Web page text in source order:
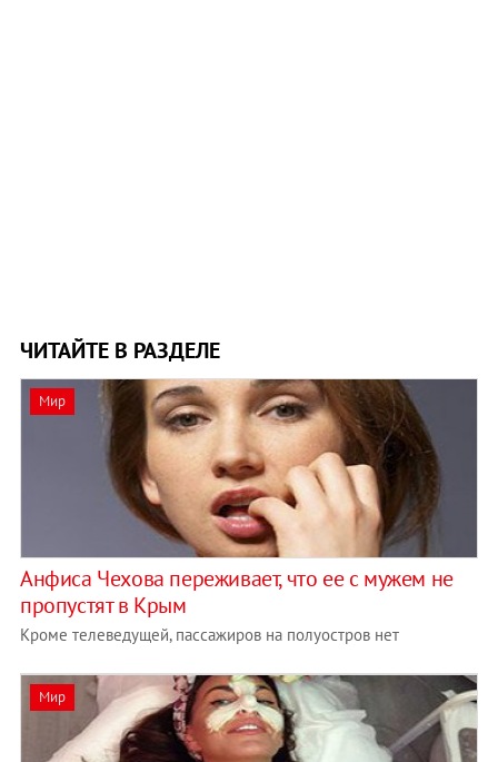
ЧИТАЙТЕ В РАЗДЕЛЕ
Мир
Анфиса Чехова переживает, что ее с мужем не
пропустят в Крым
Кроме телеведущей, пассажиров на полуостров нет
Мир